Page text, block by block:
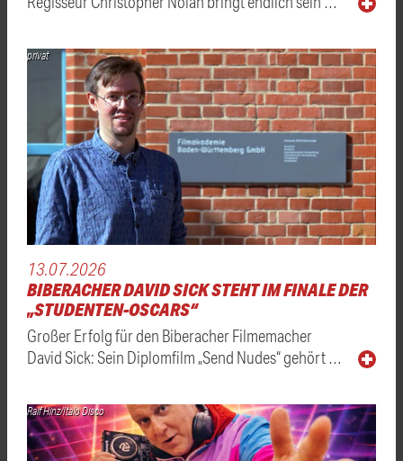
privat
13.07.2026
BIBERACHER DAVID SICK STEHT IM FINALE DER
„STUDENTEN-OSCARS“
Großer Erfolg für den Biberacher Filmemacher
David Sick: Sein Diplomfilm „Send Nudes“ gehört …
Ralf Hinz/Italo Disco